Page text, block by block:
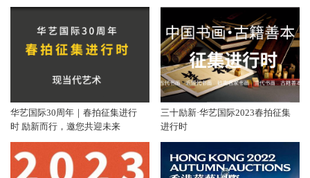
华艺国际30周年｜春拍征集进行
时 励新而行，邀您共迎未来
三十励新·华艺国际2023春拍征集
进行时